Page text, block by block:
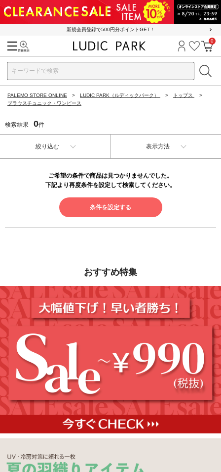
新規会員登録で500円分ポイントGET！
ログイン
お気に
カ
0
PALEMO STORE ONLINE LUDIC PARK（ルディックパーク）
トップス
ブラウスチュニック・ワンピース
検索結果 0件
絞り込む 表示方法
ご希望の条件で商品は見つかりませんでした。
下記より再度条件を設定して検索してください。
条件を設定する
おすすめ特集